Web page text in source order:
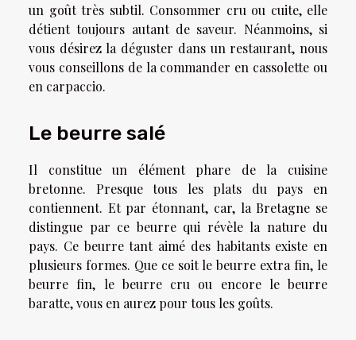
un goût très subtil. Consommer cru ou cuite, elle
détient toujours autant de saveur. Néanmoins, si
vous désirez la déguster dans un restaurant, nous
vous conseillons de la commander en cassolette ou
en carpaccio.
Le beurre salé
Il constitue un élément phare de la cuisine
bretonne. Presque tous les plats du pays en
contiennent. Et par étonnant, car, la Bretagne se
distingue par ce beurre qui révèle la nature du
pays. Ce beurre tant aimé des habitants existe en
plusieurs formes. Que ce soit le beurre extra fin, le
beurre fin, le beurre cru ou encore le beurre
baratte, vous en aurez pour tous les goûts.